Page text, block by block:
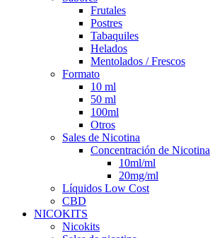
Frutales
Postres
Tabaquiles
Helados
Mentolados / Frescos
Formato
10 ml
50 ml
100ml
Otros
Sales de Nicotina
Concentración de Nicotina
10ml/ml
20mg/ml
Líquidos Low Cost
CBD
NICOKITS
Nicokits